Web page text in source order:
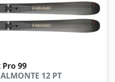
Pro 99
12 PT